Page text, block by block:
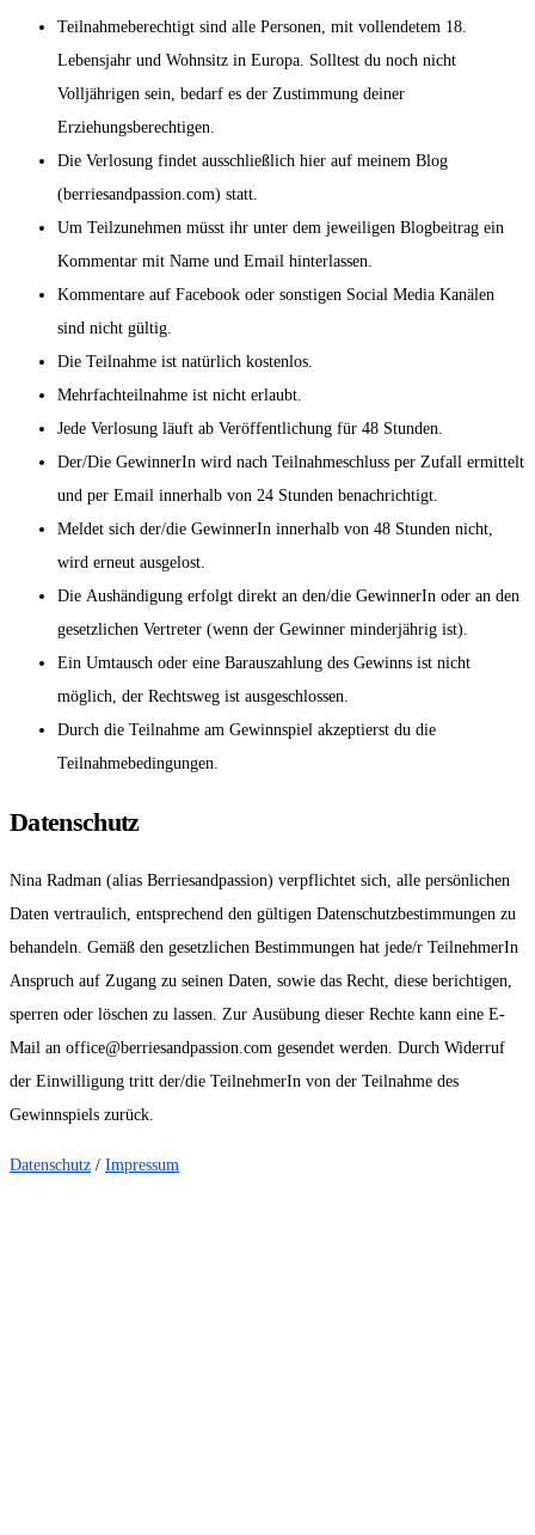
Teilnahmeberechtigt sind alle Personen, mit vollendetem 18.
Lebensjahr und Wohnsitz in Europa. Solltest du noch nicht
Volljährigen sein, bedarf es der Zustimmung deiner
Erziehungsberechtigen.
Die Verlosung findet ausschließlich hier auf meinem Blog
(berriesandpassion.com) statt.
Um Teilzunehmen müsst ihr unter dem jeweiligen Blogbeitrag ein
Kommentar mit Name und Email hinterlassen.
Kommentare auf Facebook oder sonstigen Social Media Kanälen
sind nicht gültig.
Die Teilnahme ist natürlich kostenlos.
Mehrfachteilnahme ist nicht erlaubt.
Jede Verlosung läuft ab Veröffentlichung für 48 Stunden.
Der/Die GewinnerIn wird nach Teilnahmeschluss per Zufall ermittelt
und per Email innerhalb von 24 Stunden benachrichtigt.
Meldet sich der/die GewinnerIn innerhalb von 48 Stunden nicht,
wird erneut ausgelost.
Die Aushändigung erfolgt direkt an den/die GewinnerIn oder an den
gesetzlichen Vertreter (wenn der Gewinner minderjährig ist).
Ein Umtausch oder eine Barauszahlung des Gewinns ist nicht
möglich, der Rechtsweg ist ausgeschlossen.
Durch die Teilnahme am Gewinnspiel akzeptierst du die
Teilnahmebedingungen.
Datenschutz
Nina Radman (alias Berriesandpassion) verpflichtet sich, alle persönlichen
Daten vertraulich, entsprechend den gültigen Datenschutzbestimmungen zu
behandeln. Gemäß den gesetzlichen Bestimmungen hat jede/r TeilnehmerIn
Anspruch auf Zugang zu seinen Daten, sowie das Recht, diese berichtigen,
sperren oder löschen zu lassen. Zur Ausübung dieser Rechte kann eine E-
Mail an office@berriesandpassion.com gesendet werden. Durch Widerruf
der Einwilligung tritt der/die TeilnehmerIn von der Teilnahme des
Gewinnspiels zurück.
Datenschutz / Impressum